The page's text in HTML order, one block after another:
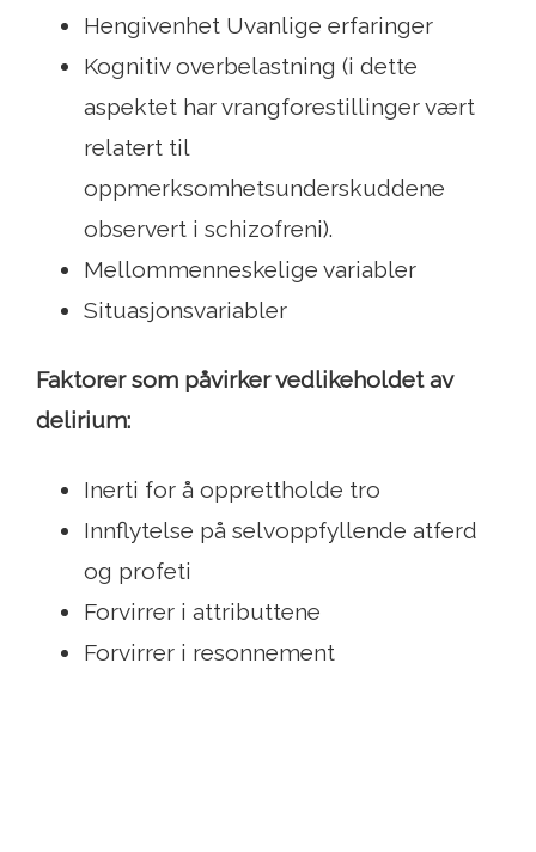
Hengivenhet Uvanlige erfaringer
Kognitiv overbelastning (i dette
aspektet har vrangforestillinger vært
relatert til
oppmerksomhetsunderskuddene
observert i schizofreni).
Mellommenneskelige variabler
Situasjonsvariabler
Faktorer som påvirker vedlikeholdet av
delirium:
Inerti for å opprettholde tro
Innflytelse på selvoppfyllende atferd
og profeti
Forvirrer i attributtene
Forvirrer i resonnement